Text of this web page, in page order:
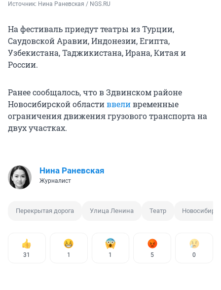
Источник: Нина Раневская / NGS.RU
На фестиваль приедут театры из Турции,
Саудовской Аравии, Индонезии, Египта,
Узбекистана, Таджикистана, Ирана, Китая и
России.
Ранее сообщалось, что в Здвинском районе
Новосибирской областиввеливременные
ограничения движения грузового транспорта на
двух участках.
Нина Раневская
Журналист
Перекрытая дорога Улица Ленина Театр
31 1 1 5 0